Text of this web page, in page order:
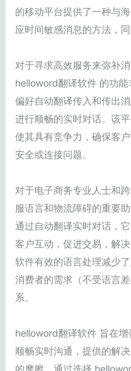
的移动平台提供了一种与
应时间敏感消息的方法，
对于寻求高效服务来弥补
helloword翻译软件 的功
偏好自动翻译传入和传出
进行顺畅的实时对话。该
使其具有竞争力，确保客
安全或连接问题。
对于电子商务专业人士和
服语言和物流障碍的重要
通过自动翻译实时对话，
客户互动，促进交易，解
软件有效的语言处理减少
消费者的需求（不受语言
系。
helloword翻译软件 旨在
顺畅实时沟通，提供的解
的摩擦。通过选择